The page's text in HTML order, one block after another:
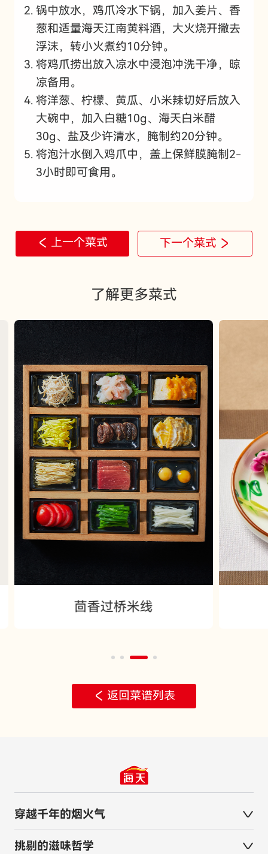
锅中放水，鸡爪冷水下锅，加入姜片、香
葱和适量海天江南黄料酒，大火烧开撇去
浮沫，转小火煮约10分钟。
将鸡爪捞出放入凉水中浸泡冲洗干净，晾
凉备用。
将洋葱、柠檬、黄瓜、小米辣切好后放入
大碗中，加入白糖10g、海天白米醋
30g、盐及少许清水，腌制约20分钟。
将泡汁水倒入鸡爪中，盖上保鲜膜腌制2-
3小时即可食用。
上一个菜式 下一个菜式
了解更多菜式
茴香过桥米线
返回菜谱列表
穿越千年的烟火气
挑剔的滋味哲学